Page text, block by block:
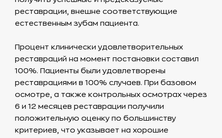
реставрации, внешне соответствующие
естественным зубам пациента.
Процент клинически удовлетворительных
реставраций на момент постановки составил
100%. Пациенты были удовлетворены
реставрациями в 100% случаев. При базовом
осмотре, а также контрольных осмотрах через
6 и 12 месяцев реставрации получили
положительную оценку по большинству
критериев, что указывает на хорошие